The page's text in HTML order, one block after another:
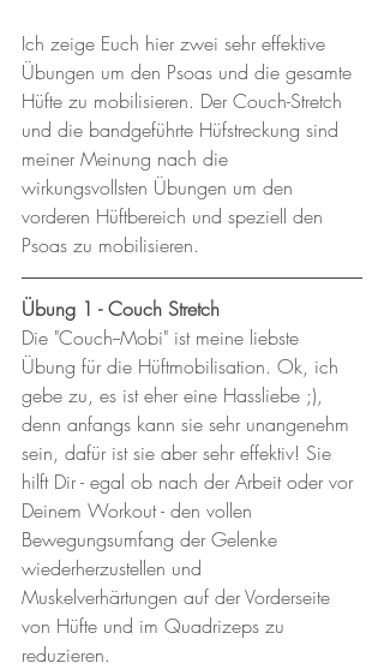
Ich zeige Euch hier zwei sehr effektive
Übungen um den Psoas und die gesamte
Hüfte zu mobilisieren. Der Couch-Stretch
und die bandgeführte Hüfstreckung sind
meiner Meinung nach die
wirkungsvollsten Übungen um den
vorderen Hüftbereich und speziell den
Psoas zu mobilisieren.
Übung 1 - Couch Stretch
Die "Couch--Mobi" ist meine liebste
Übung für die Hüftmobilisation. Ok, ich
gebe zu, es ist eher eine Hassliebe ;),
denn anfangs kann sie sehr unangenehm
sein, dafür ist sie aber sehr effektiv! Sie
hilft Dir - egal ob nach der Arbeit oder vor
Deinem Workout - den vollen
Bewegungsumfang der Gelenke
wiederherzustellen und
Muskelverhärtungen auf der Vorderseite
von Hüfte und im Quadrizeps zu
reduzieren.